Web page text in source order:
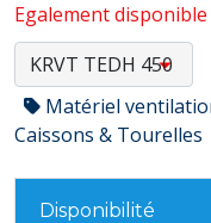
Egalement disponible
Matériel
Caissons & Tourelles
Disponibilité